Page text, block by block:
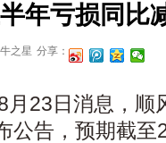
年亏损同比
之星 分享：
月23日消息，顺
公告，预期截